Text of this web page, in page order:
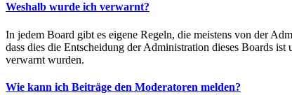
Weshalb wurde ich verwarnt?
In jedem Board gibt es eigene Regeln, die meistens von der
dass dies die Entscheidung der Administration dieses Boards
verwarnt wurden.
Wie kann ich Beiträge den Moderatoren melden?